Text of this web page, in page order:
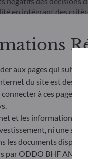
en intégrant des
externe de
Features
aux pages qui
du site est
connecter à ces pages
et les informations
ni une
les documents
par ODDO BHF AM à